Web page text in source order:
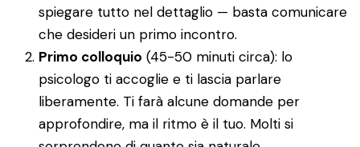
spiegare tutto nel dettaglio — basta comunicare
che desideri un primo incontro.
Primo colloquio (45-50 minuti circa): lo
psicologo ti accoglie e ti lascia parlare
liberamente. Ti farà alcune domande per
approfondire, ma il ritmo è il tuo. Molti si